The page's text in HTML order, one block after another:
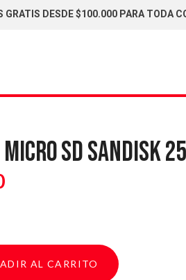
DESDE $100.000 PARA TODA
SD SANDISK
AL CARRITO